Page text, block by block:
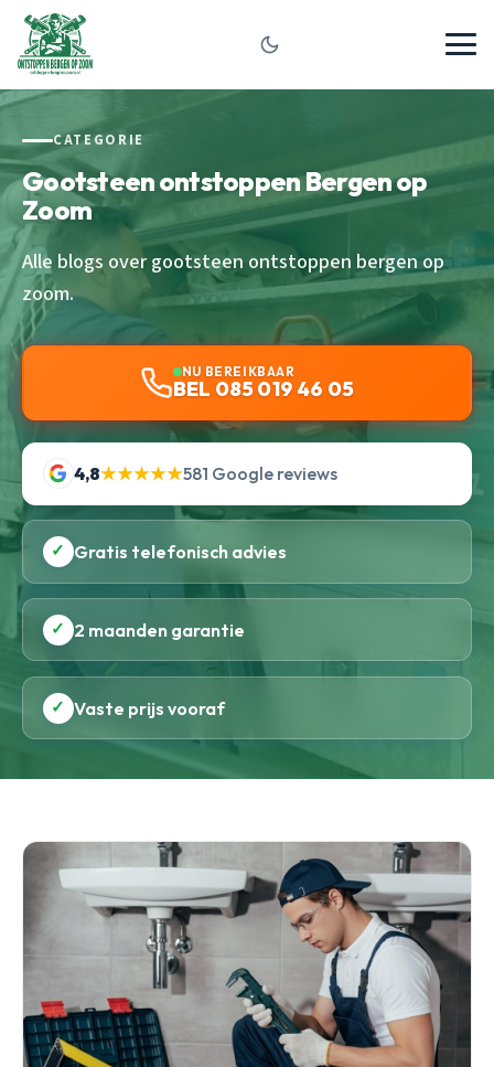
CATEGORIE
Gootsteen ontstoppen Bergen op
Zoom
Alle blogs over gootsteen ontstoppen bergen op
zoom.
NU BEREIKBAAR
BEL 085 019 46 05
4,8★★★★★581 Google reviews
✓ Gratis telefonisch advies
✓ 2 maanden garantie
✓ Vaste prijs vooraf